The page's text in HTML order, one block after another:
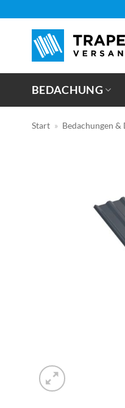
springen
BEDACHUNG
Start » Bedachungen